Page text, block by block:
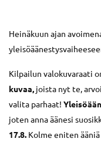
Heinäkuun ajan
Kilpailun valokuvaraati
kuvaa, joista nyt te,
valita parhaat!
joten anna äänesi
17.8. Kolme eniten